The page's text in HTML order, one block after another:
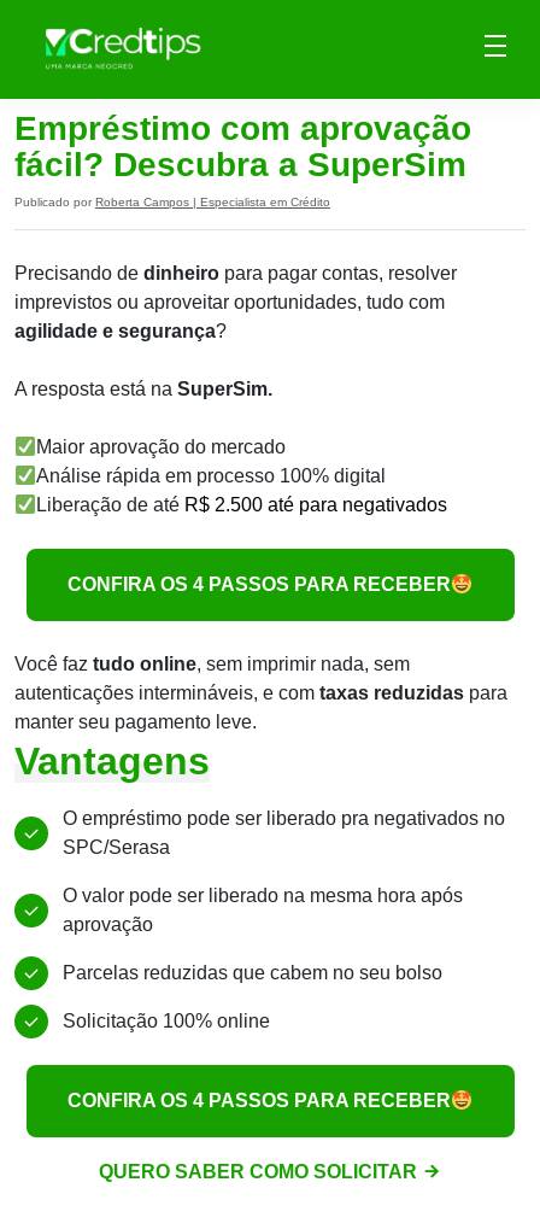
Empréstimo com aprovação
fácil? Descubra a SuperSim
Publicado por Roberta Campos | Especialista em Crédito
Precisando de dinheiro para pagar contas, resolver
imprevistos ou aproveitar oportunidades, tudo com
agilidade e segurança?
A resposta está na SuperSim.
Maior aprovação do mercado
Análise rápida em processo 100% digital
Liberação de até R$ 2.500 até para negativados
CONFIRA OS 4 PASSOS PARA RECEBER
Você faz tudo online, sem imprimir nada, sem
autenticações intermináveis, e com taxas reduzidas para
manter seu pagamento leve.
Vantagens
O empréstimo pode ser liberado pra negativados no
SPC/Serasa
O valor pode ser liberado na mesma hora após
aprovação
Parcelas reduzidas que cabem no seu bolso
Solicitação 100% online
CONFIRA OS 4 PASSOS PARA RECEBER
QUERO SABER COMO SOLICITAR